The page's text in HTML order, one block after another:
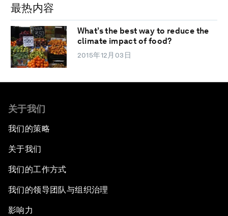
最热内容
What’s the best way to reduce the
climate impact of food?
2015年12月03日
关于我们
我们的策略
关于我们
我们的工作方式
我们的领导团队与组织治理
影响力